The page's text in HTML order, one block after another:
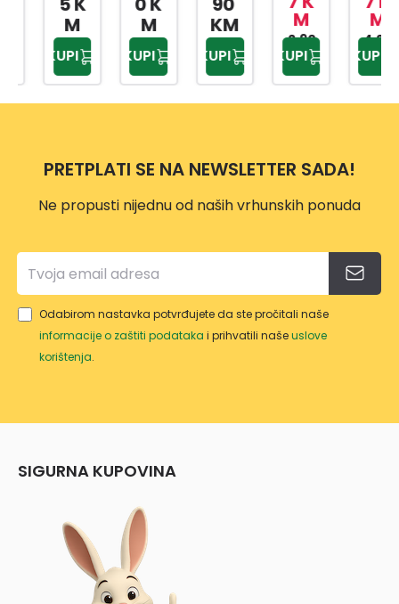
MET
ALNO
M
DRŠK
AP-
9159
KUPI
TILO
PRIW
EX
TP-
557
KM
HRA
NU
500
ML
2,90
KM
AP-
9425
4,20
KM
KUPI
PRETPLATI SE NA NEWSLETTER SADA!
Ne propusti nijednu od naših vrhunskih ponuda
Odabirom nastavka potvrđujete da ste pročitali naše
informacije o zaštiti podataka i prihvatili našeuslove
korištenja.
SIGURNA KUPOVINA